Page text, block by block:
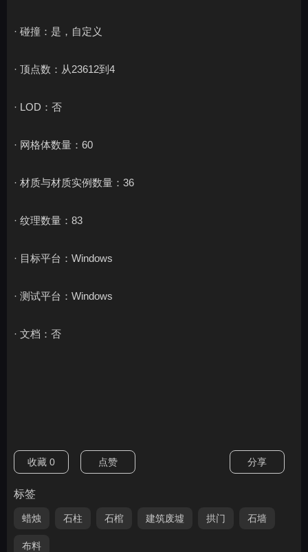
· 碰撞：是，自定义
· 顶点数：从23612到4
· LOD：否
· 网格体数量：60
· 材质与材质实例数量：36
· 纹理数量：83
· 目标平台：Windows
· 测试平台：Windows
· 文档：否
收藏 0 点赞 分享
标签
蜡烛 石柱 石棺 建筑废墟 拱门 石墙
布料